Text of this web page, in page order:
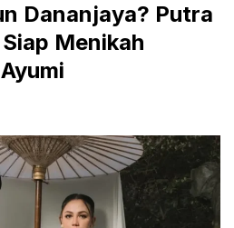
Dananjaya? Putra
Menikah